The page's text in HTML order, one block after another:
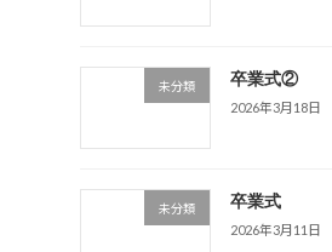
未分類 卒業式②
2026年3月18日
未分類 卒業式
2026年3月11日